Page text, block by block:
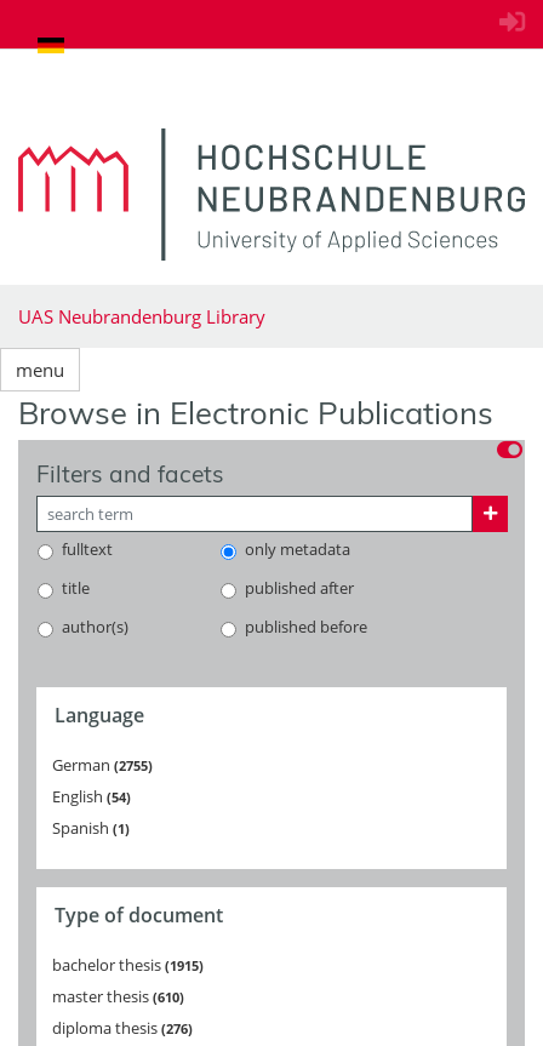
goto contents
UAS Neubrandenburg Library
menu
Browse in Electronic Publications
Filters and facets
fulltext
only metadata
title
published after
author(s)
published before
Language
German 2755
English 54
Spanish 1
Type of document
bachelor thesis 1915
master thesis 610
diploma thesis 276